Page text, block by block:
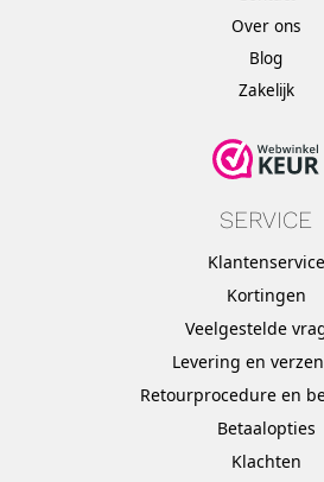
Over ons
Blog
Zakelijk
SERVICE
Klantenservice
Kortingen
Veelgestelde
Levering en
Retourprocedure en
Betaalopties
Klachten